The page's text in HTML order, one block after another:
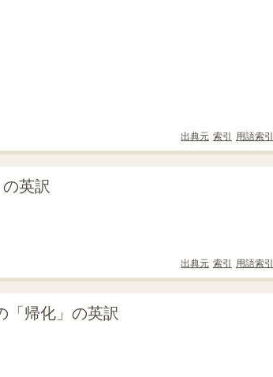
出典元 索引 用語索引
英訳
出典元 索引 用語索引
「帰化」の英訳